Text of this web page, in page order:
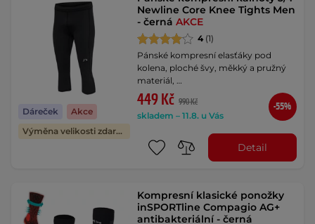
Dáreček
Akce
Výměna velikosti zdarma
Newline Core Knee Tights Men
- černáAKCE
4 (1)
Pánské kompresní elasťáky pod
kolena, ploché švy, měkký a pružný
materiál, …
449 Kč 990 Kč
skladem – 11.8. u Vás
-55%
Detail
Kompresní klasické ponožky
inSPORTline Compagio AG+
antibakteriální - černá